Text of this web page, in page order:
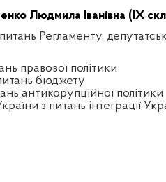
Людмила Іванівна (IX
Регламенту,
правової політики
бюджету
антикорупційної політики
з питань інтеграції